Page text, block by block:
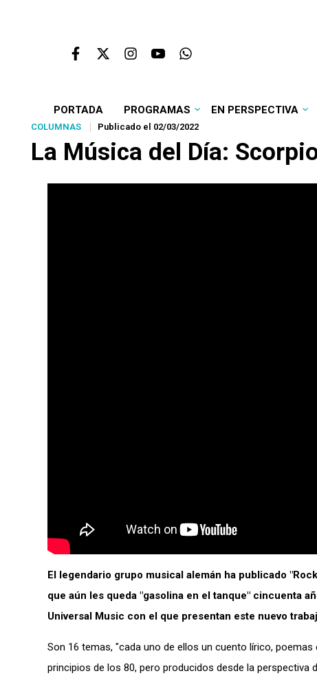
PORTADA PROGRAMAS EN PERSPECTIVA
COLUMNAS Publicado el 02/03/2022
La Música del Día:
El legendario grupo musical alemán ha publicado
que aún les queda "gasolina en el tanque" cincuenta
Universal Music con el que presentan este nuevo
Son 16 temas, "cada uno de ellos un cuento lírico,
principios de los 80, pero producidos desde la perspectiva